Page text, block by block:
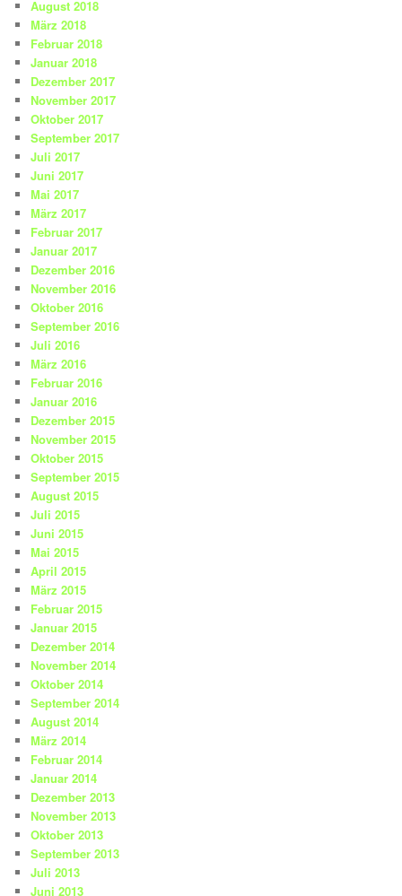
August 2018
März 2018
Februar 2018
Januar 2018
Dezember 2017
November 2017
Oktober 2017
September 2017
Juli 2017
Juni 2017
Mai 2017
März 2017
Februar 2017
Januar 2017
Dezember 2016
November 2016
Oktober 2016
September 2016
Juli 2016
März 2016
Februar 2016
Januar 2016
Dezember 2015
November 2015
Oktober 2015
September 2015
August 2015
Juli 2015
Juni 2015
Mai 2015
April 2015
März 2015
Februar 2015
Januar 2015
Dezember 2014
November 2014
Oktober 2014
September 2014
August 2014
März 2014
Februar 2014
Januar 2014
Dezember 2013
November 2013
Oktober 2013
September 2013
Juli 2013
Juni 2013